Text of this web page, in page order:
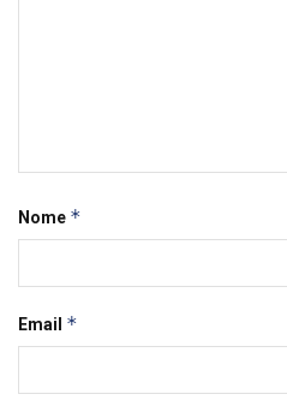
Nome *
Email *